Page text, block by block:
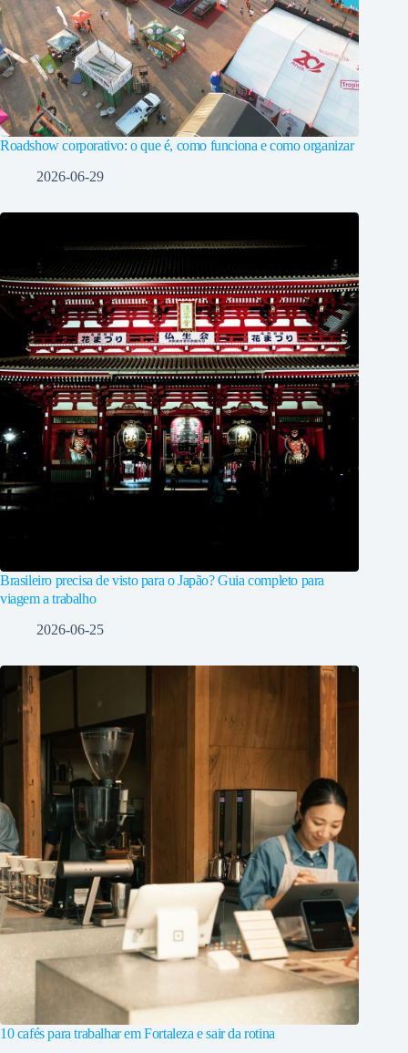
Roadshow corporativo: o que é, como funciona e como organizar
2026-06-29
Brasileiro precisa de visto para o Japão? Guia completo para
viagem a trabalho
2026-06-25
10 cafés para trabalhar em Fortaleza e sair da rotina